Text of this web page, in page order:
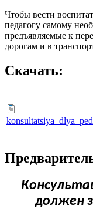
Чтобы вести
педагогу самому
предъявляемые к
дорогам и в
Скачать:
должен